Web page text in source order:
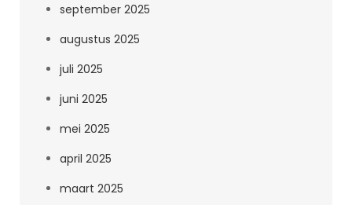
september 2025
augustus 2025
juli 2025
juni 2025
mei 2025
april 2025
maart 2025